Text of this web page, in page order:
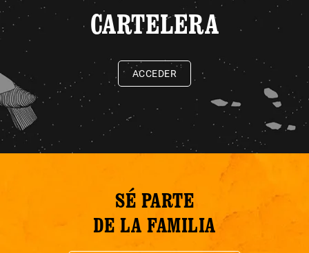
CARTELERA
ACCEDER
SÉ PARTE
DE LA FAMILIA